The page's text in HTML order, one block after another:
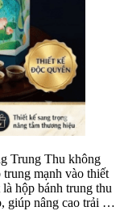
Trung Thu không
mạnh vào thiết
hộp bánh trung thu
giúp nâng cao trải …